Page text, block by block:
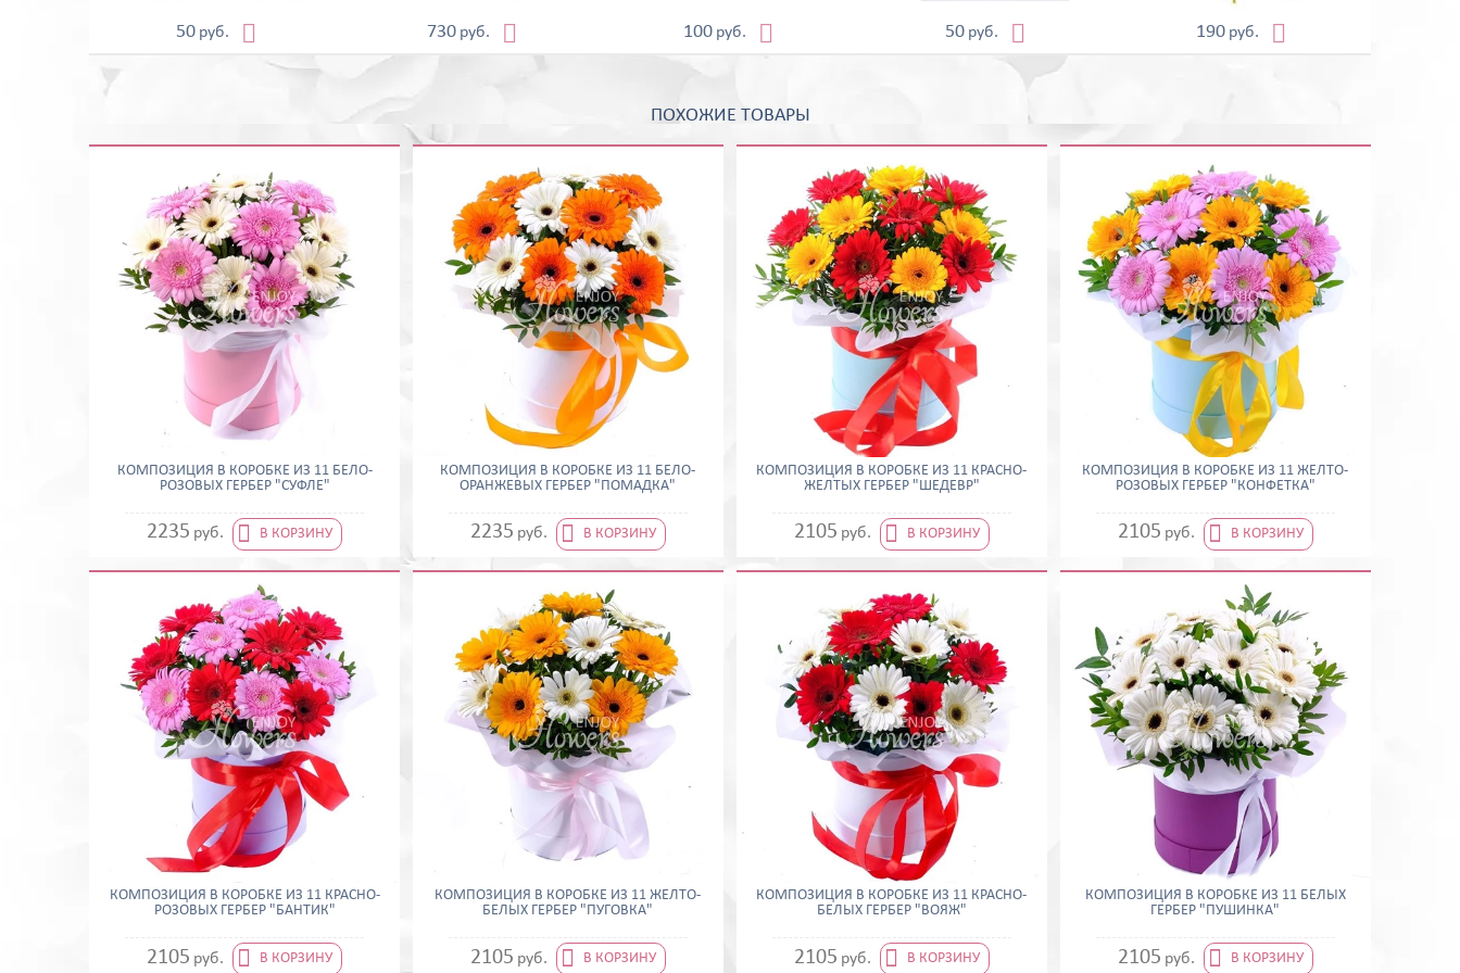
50 руб.  730 руб.  100 руб.  50 руб.  190 руб. 
ПОХОЖИЕ ТОВАРЫ
КОМПОЗИЦИЯ В КОРОБКЕ ИЗ 11 БЕЛО-
РОЗОВЫХ ГЕРБЕР "СУФЛЕ"
2235 руб.  В КОРЗИНУ
КОМПОЗИЦИЯ В КОРОБКЕ ИЗ 11 БЕЛО-
ОРАНЖЕВЫХ ГЕРБЕР "ПОМАДКА"
2235 руб.  В КОРЗИНУ
КОМПОЗИЦИЯ В КОРОБКЕ ИЗ 11 КРАСНО-
ЖЕЛТЫХ ГЕРБЕР "ШЕДЕВР"
2105 руб.  В КОРЗИНУ
КОМПОЗИЦИЯ В КОРОБКЕ ИЗ 11 ЖЕЛТО-
РОЗОВЫХ ГЕРБЕР "КОНФЕТКА"
2105 руб.  В КОРЗИНУ
КОМПОЗИЦИЯ В КОРОБКЕ ИЗ 11 КРАСНО-
РОЗОВЫХ ГЕРБЕР "БАНТИК"
2105 руб.  В КОРЗИНУ
КОМПОЗИЦИЯ В КОРОБКЕ ИЗ 11 ЖЕЛТО-
БЕЛЫХ ГЕРБЕР "ПУГОВКА"
2105 руб.  В КОРЗИНУ
КОМПОЗИЦИЯ В КОРОБКЕ ИЗ 11 КРАСНО-
БЕЛЫХ ГЕРБЕР "ВОЯЖ"
2105 руб.  В КОРЗИНУ
КОМПОЗИЦИЯ В КОРОБКЕ ИЗ 11 БЕЛЫХ
ГЕРБЕР "ПУШИНКА"
2105 руб.  В КОРЗИНУ